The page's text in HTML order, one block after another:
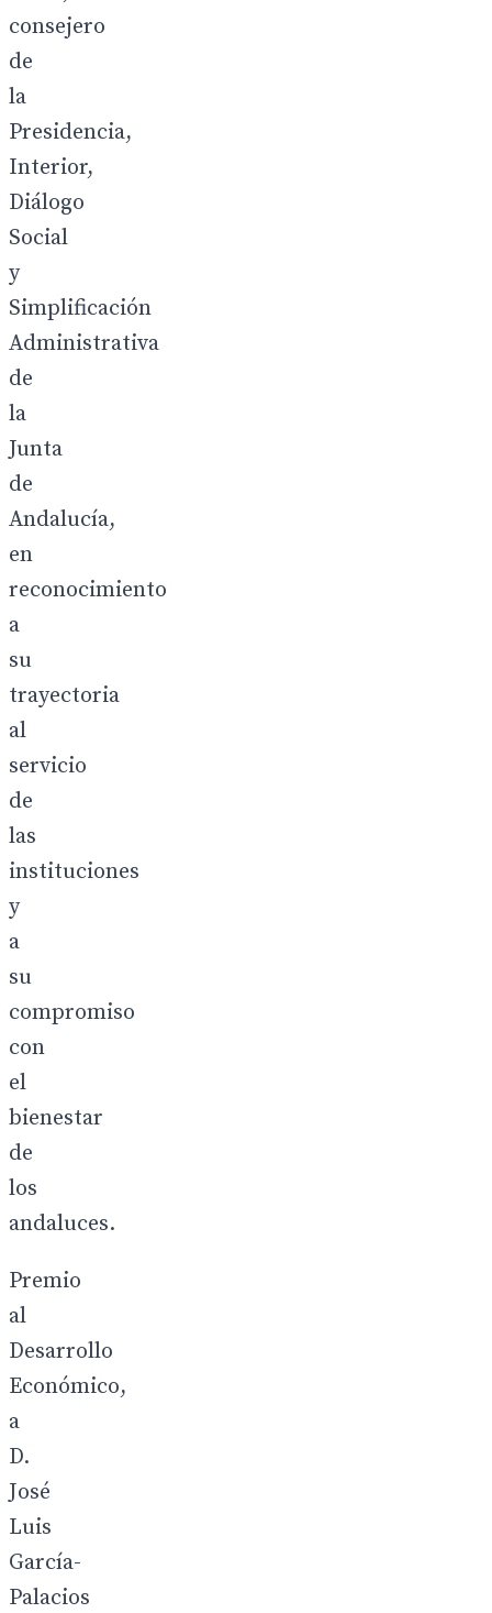
consejero
de
la
Presidencia,
Interior,
Diálogo
Social
y
Simplificación
Administrativa
de
la
Junta
de
Andalucía,
en
reconocimiento
a
su
trayectoria
al
servicio
de
las
instituciones
y
a
su
compromiso
con
el
bienestar
de
los
andaluces.
Premio
al
Desarrollo
Económico,
a
D.
José
Luis
García-
Palacios